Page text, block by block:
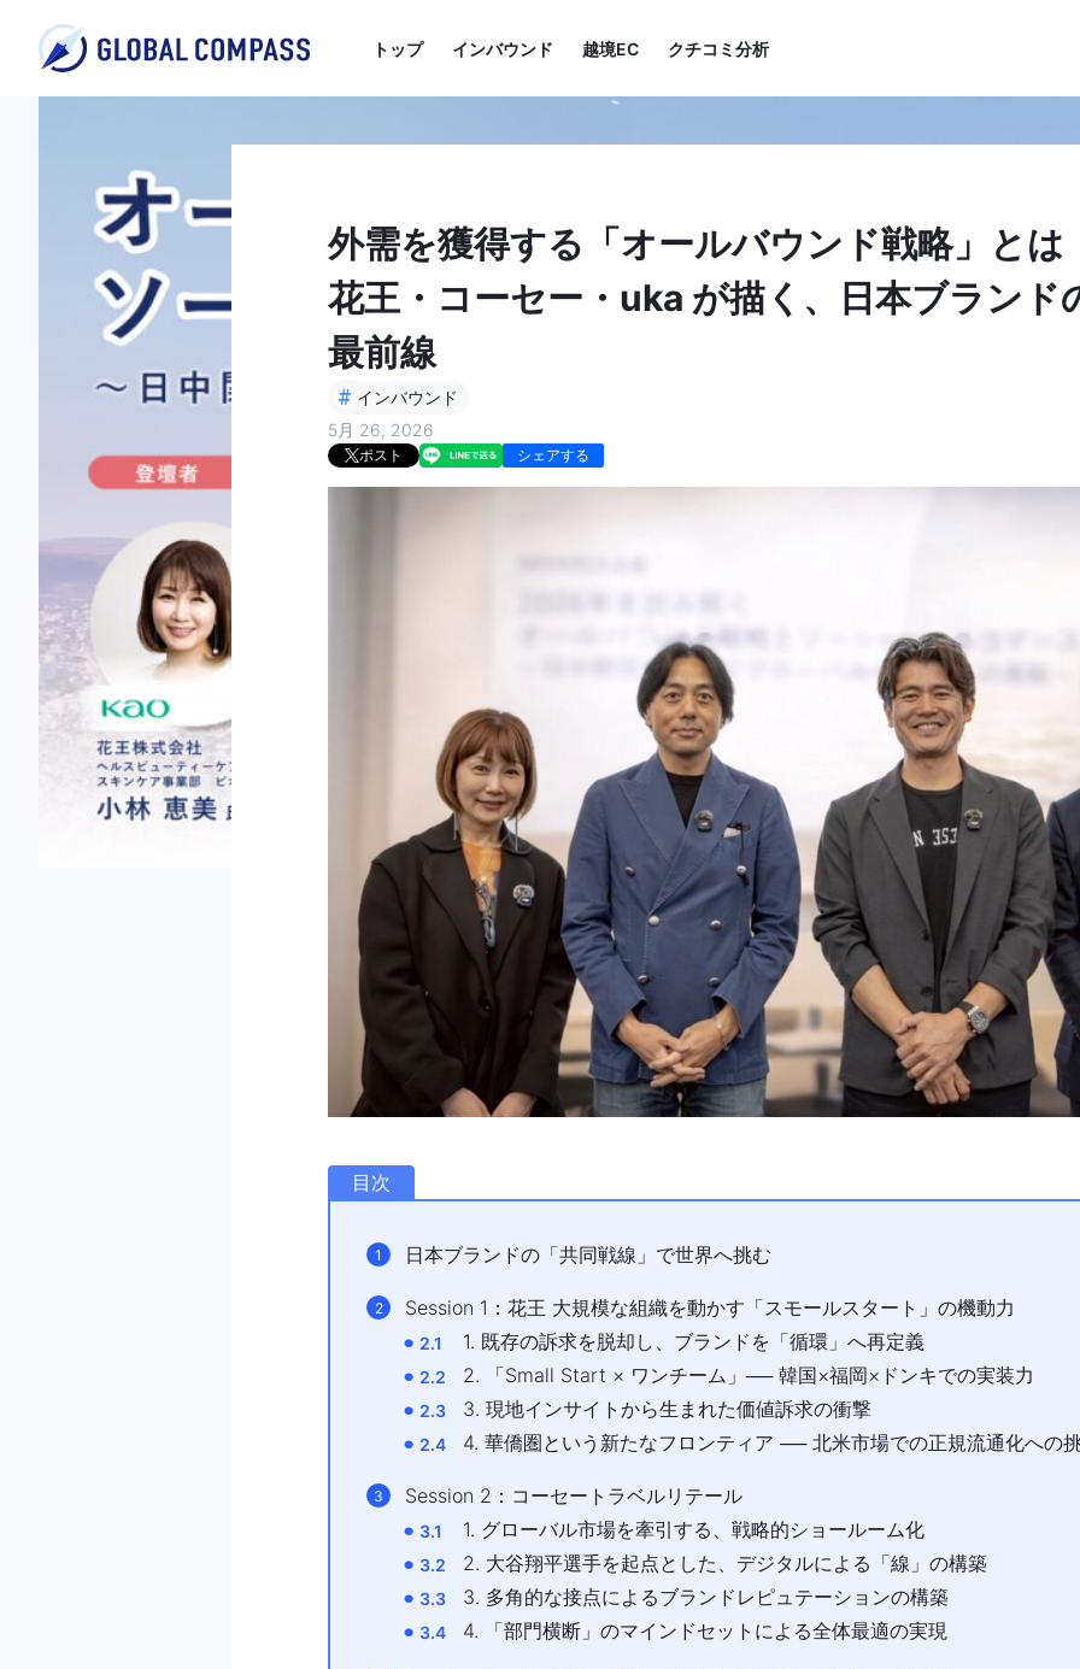
トップ インバウンド 越境EC クチコミ分析
外需を獲得する「オールバウンド戦略」と
花王・コーセー・uka が描く、⽇本ブランド
最前線
# インバウンド
5月 26, 2026
ポスト シェアする
目次
⽇本ブランドの「共同戦線」で世界へ挑む
Session 1：花王 ⼤規模な組織を動かす「スモールスタート」の機動⼒
1. 既存の訴求を脱却し、ブランドを「循環」へ再定義
2. 「Small Start × ワンチーム」── 韓国×福岡×ドンキでの実装⼒
3. 現地インサイトから⽣まれた価値訴求の衝撃
4. 華僑圏という新たなフロンティア ── 北⽶市場での正規流通化への
Session 2：コーセートラベルリテール
1. グローバル市場を牽引する、戦略的ショールーム化
2. ⼤⾕翔平選⼿を起点とした、デジタルによる「線」の構築
3. 多⾓的な接点によるブランドレピュテーションの構築
4. 「部⾨横断」のマインドセットによる全体最適の実現